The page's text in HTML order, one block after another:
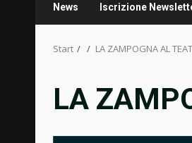
News Iscrizione
Start LA ZAMPOGNA AL
LA